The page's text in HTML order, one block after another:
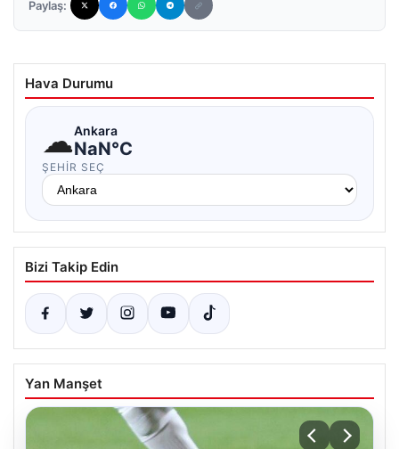
Paylaş:
Hava Durumu
☁Ankara
NaN°C
ŞEHIR SEÇ
Bizi Takip Edin
Yan Manşet